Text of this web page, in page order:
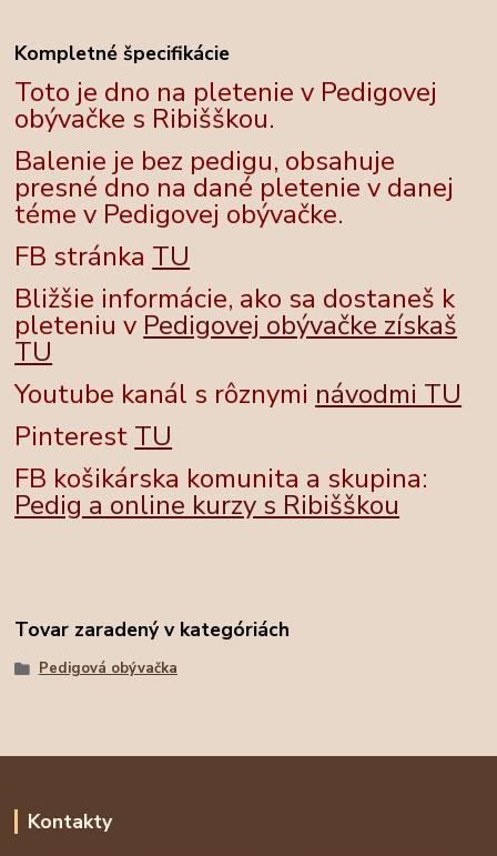
Kompletné špecifikácie
Toto je dno na pletenie v Pedigovej
obývačke s Ribišškou.
Balenie je bez pedigu, obsahuje
presné dno na dané pletenie v danej
téme v Pedigovej obývačke.
FB stránka TU
Bližšie informácie, ako sa dostaneš k
pleteniu v Pedigovej obývačke získaš
TU
Youtube kanál s rôznymi návodmi TU
Pinterest TU
FB košikárska komunita a skupina:
Pedig a online kurzy s Ribišškou
Tovar zaradený v kategóriách
Pedigová obývačka
Kontakty